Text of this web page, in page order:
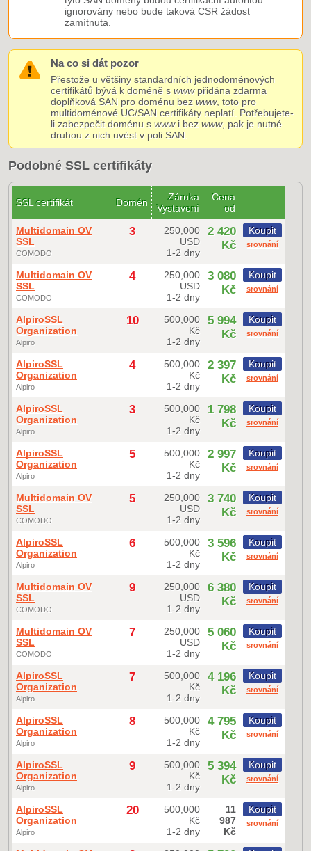
ignorovány nebo bude taková CSR žádost
zamítnuta.
Na co si dát pozor
Přestože u většiny standardních jednodoménových
certifikátů bývá k doméně swwwpřidána zdarma
doplňková SAN pro doménu bez www, toto pro
multidoménové UC/SAN certifikáty neplatí. Potřebujete-
li zabezpečit doménu swwwi bez www, pak je nutné
druhou z nich uvést v poli SAN.
Podobné SSL certifikáty
SSL certifikát Domén
Záruka
Vystavení
Cena
od
Multidomain OV
SSL
COMODO
3
250,000
USD
1-2 dny
2 420
Kč
Koupit
srovnání
Multidomain OV
SSL
COMODO
4
250,000
USD
1-2 dny
3 080
Kč
Koupit
srovnání
AlpiroSSL
Organization
Alpiro
10
500,000
Kč
1-2 dny
5 994
Kč
Koupit
srovnání
AlpiroSSL
Organization
Alpiro
4
500,000
Kč
1-2 dny
2 397
Kč
Koupit
srovnání
AlpiroSSL
Organization
Alpiro
3
500,000
Kč
1-2 dny
1 798
Kč
Koupit
srovnání
AlpiroSSL
Organization
Alpiro
5
500,000
Kč
1-2 dny
2 997
Kč
Koupit
srovnání
Multidomain OV
SSL
COMODO
5
250,000
USD
1-2 dny
3 740
Kč
Koupit
srovnání
AlpiroSSL
Organization
Alpiro
6
500,000
Kč
1-2 dny
3 596
Kč
Koupit
srovnání
Multidomain OV
SSL
COMODO
9
250,000
USD
1-2 dny
6 380
Kč
Koupit
srovnání
Multidomain OV
SSL
COMODO
7
250,000
USD
1-2 dny
5 060
Kč
Koupit
srovnání
AlpiroSSL
Organization
Alpiro
7
500,000
Kč
1-2 dny
4 196
Kč
Koupit
srovnání
AlpiroSSL
Organization
Alpiro
8
500,000
Kč
1-2 dny
4 795
Kč
Koupit
srovnání
AlpiroSSL
Organization
Alpiro
9
500,000
Kč
1-2 dny
5 394
Kč
Koupit
srovnání
AlpiroSSL
Organization
Alpiro
20
500,000
Kč
1-2 dny
11
987
Kč
Koupit
srovnání